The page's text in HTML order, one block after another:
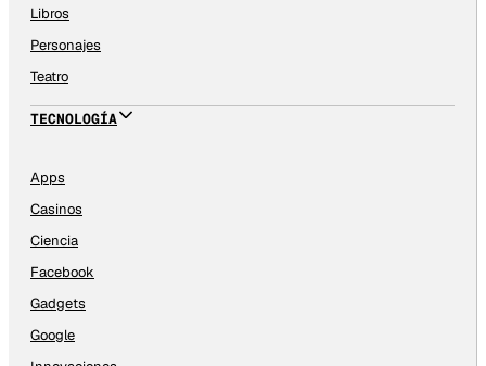
Libros
Personajes
Teatro
TECNOLOGÍA
Apps
Casinos
Ciencia
Facebook
Gadgets
Google